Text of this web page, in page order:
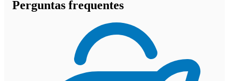
Perguntas frequentes